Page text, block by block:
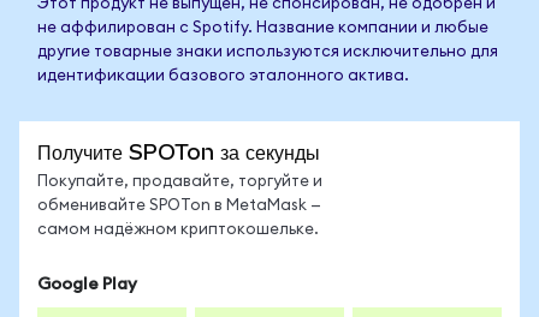
Этот продукт не выпущен, не спонсирован, не одобрен и
не аффилирован с Spotify. Название компании и любые
другие товарные знаки используются исключительно для
идентификации базового эталонного актива.
Получите SPOTon за секунды
Покупайте, продавайте, торгуйте и
обменивайте SPOTon в MetaMask —
самом надёжном криптокошельке.
Google Play